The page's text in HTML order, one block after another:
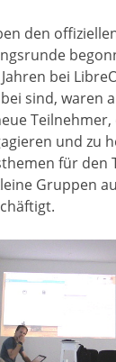
den
bei
sind, waren
und zu
für den
Gruppen